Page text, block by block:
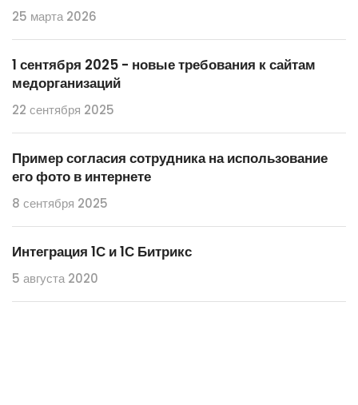
25 марта 2026
1 сентября 2025 - новые требования к сайтам
медорганизаций
22 сентября 2025
Пример согласия сотрудника на использование
его фото в интернете
8 сентября 2025
Интеграция 1С и 1С Битрикс
5 августа 2020